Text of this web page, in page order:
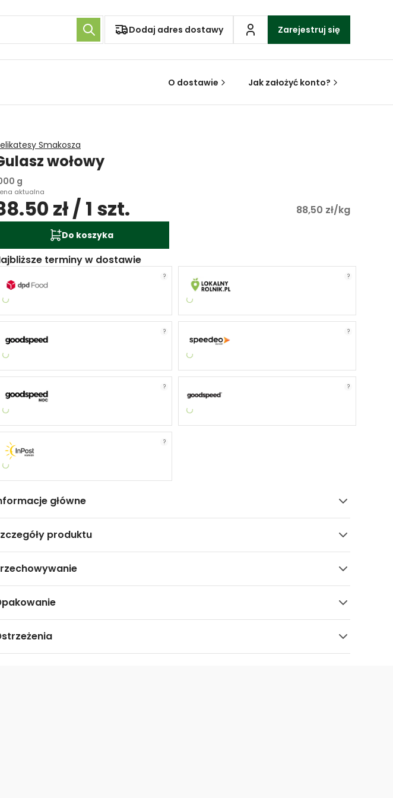
Dodaj adres dostawy Zarejestruj się
O dostawie Jak założyć konto?
Smakosza
wołowy
g
aktualna
zł / 1 szt. 88,50 zł/kg
Do koszyka
terminy w dostawie
? ?
? ?
? ?
?
główne
produktu